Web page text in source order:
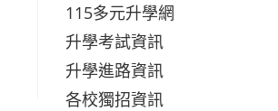
115多元升學網
升學考試資訊
升學進路資訊
各校獨招資訊